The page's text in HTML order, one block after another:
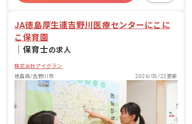
JA徳島厚生連吉野川医療センターにこに
こ保育園
保育士の求人
株式会社アイグラン
徳島県/吉野川市
2026/05/22更新